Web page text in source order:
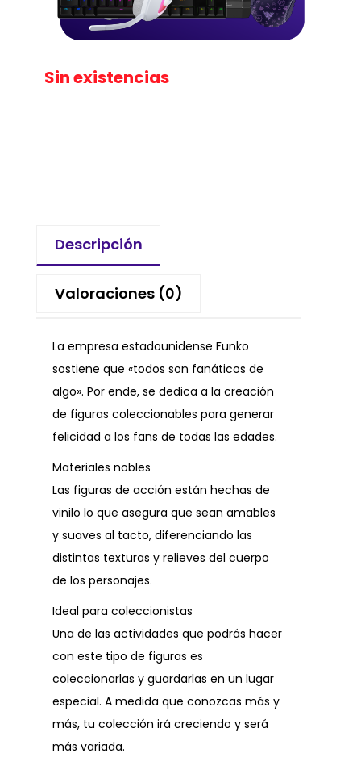
Sin existencias
Descripción
Valoraciones (0)
La empresa estadounidense Funko
sostiene que «todos son fanáticos de
algo». Por ende, se dedica a la creación
de figuras coleccionables para generar
felicidad a los fans de todas las edades.
Materiales nobles
Las figuras de acción están hechas de
vinilo lo que asegura que sean amables
y suaves al tacto, diferenciando las
distintas texturas y relieves del cuerpo
de los personajes.
Ideal para coleccionistas
Una de las actividades que podrás hacer
con este tipo de figuras es
coleccionarlas y guardarlas en un lugar
especial. A medida que conozcas más y
más, tu colección irá creciendo y será
más variada.